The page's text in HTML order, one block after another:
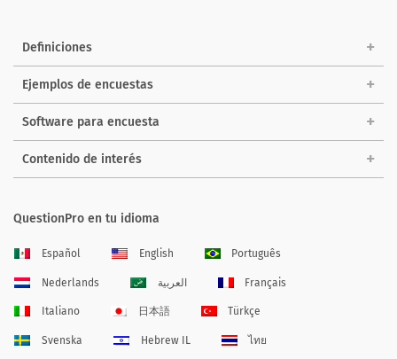
Definiciones
Ejemplos de encuestas
Software para encuesta
Contenido de interés
QuestionPro en tu idioma
Español English Português
Nederlands العربية Français
Italiano 日本語 Türkçe
Svenska Hebrew IL ไทย